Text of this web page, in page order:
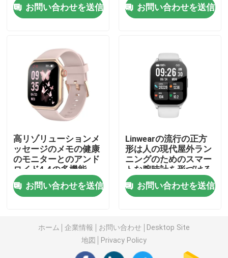
男女兼用のスマートな腕時計
GPSスマートウォッチ
丸型のスマートな腕時計
正方形はスマートな腕時計を形づける
古典的な様式Smartwatch
Simカード スマートな腕時計
な腕時計
お問い合わせを送信 お問い合わせを送信
高リゾリューションメ
ッセージのメモの健康
のモニターとのアンド
ロイド4.4の多機能
Smartwatch
お問い合わせを送信
Linwearの流行の正方
形は人の現代屋外ラン
ニングのためのスマー
トな腕時計を形づける
お問い合わせを送信
ホーム 企業情報 お問い合わせ
Desktop Site
地図
Privacy Policy